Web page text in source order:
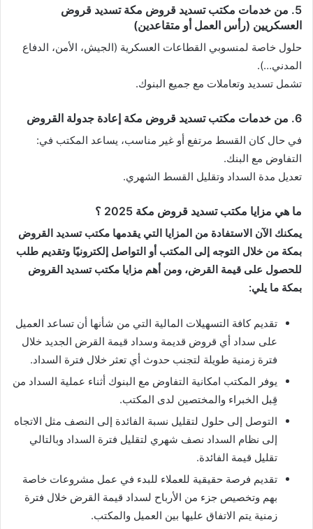
5. من خدمات مكتب تسديد قروض مكة تسديد قروض
العسكريين (رأس العمل أو متقاعدين)
حلول خاصة لمنسوبي القطاعات العسكرية (الجيش، الأمن، الدفاع
المدني…).
تشمل تسديد وتعاملات مع جميع البنوك.
6. من خدمات مكتب تسديد قروض مكة إعادة جدولة القروض
في حال كان القسط مرتفع أو غير مناسب، يساعد المكتب في:
التفاوض مع البنك.
تعديل مدة السداد وتقليل القسط الشهري.
ما هي مزايا مكتب تسديد قروض مكة 2025 ؟
يمكنك الآن الاستفادة من المزايا التي يقدمها مكتب تسديد القروض
بمكة من خلال التوجه إلى المكتب أو التواصل إلكترونيًا وتقديم طلب
للحصول على قيمة القرض، ومن أهم مزايا مكتب تسديد القروض
بمكة ما يلي:
تقديم كافة التسهيلات المالية التي من شأنها أن تساعد العميل
على سداد أي قروض قديمة وسداد قيمة القرض الجديد خلال
فترة زمنية طويلة لتجنب حدوث أي تعثر خلال فترة السداد.
يوفر المكتب امكانية التفاوض مع البنوك أثناء عملية السداد من
قِبل الخبراء والمختصين لدى المكتب.
التوصل إلى حلول لتقليل نسبة الفائدة إلى النصف مثل الاتجاه
إلى نظام السداد نصف شهري لتقليل فترة السداد وبالتالي
تقليل قيمة الفائدة.
تقديم فرصة حقيقية للعملاء للبدء في عمل مشروعات خاصة
بهم وتخصيص جزء من الأرباح لسداد قيمة القرض خلال فترة
زمنية يتم الاتفاق عليها بين العميل والمكتب.